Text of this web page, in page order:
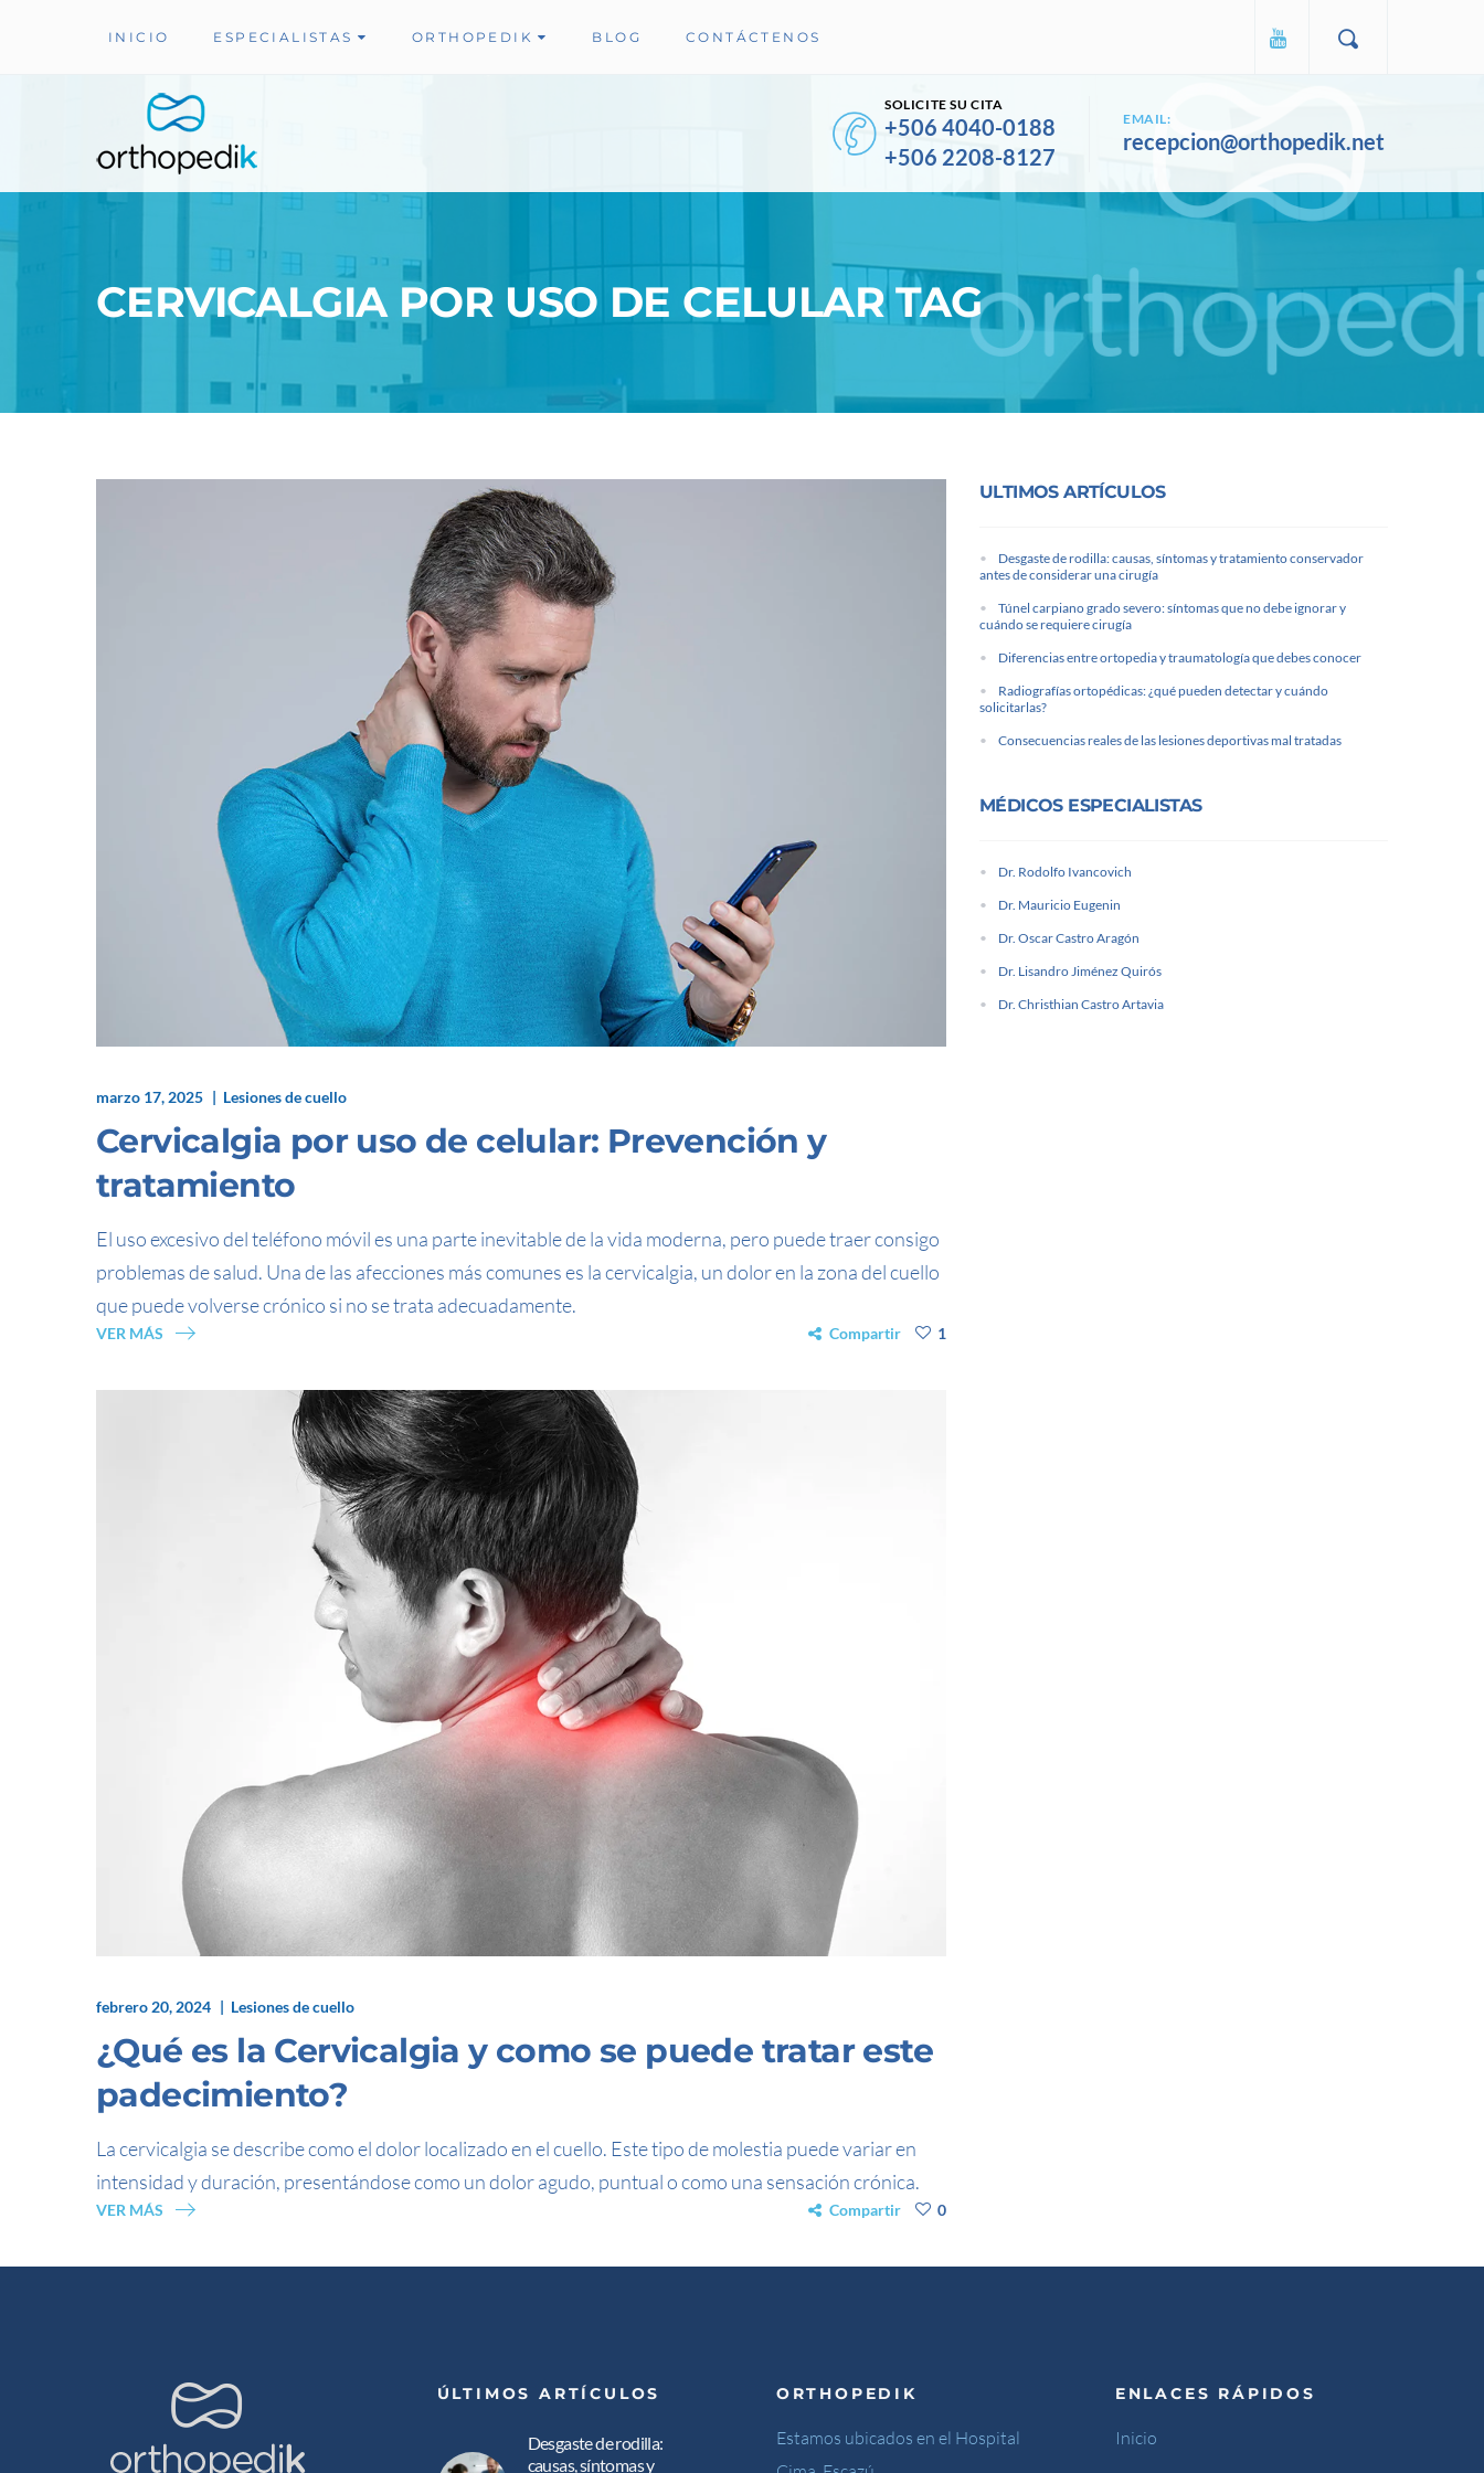
INICIO ESPECIALISTAS ORTHOPEDIK BLOG CONTÁCTENOS
SOLICITE SU CITA
+506 4040-0188
+506 2208-8127
EMAIL:
recepcion@orthopedik.net
CERVICALGIA POR USO DE CELULAR TAG
marzo 17, 2025 Lesiones de cuello
Cervicalgia por uso de celular: Prevención y
tratamiento
El uso excesivo del teléfono móvil es una parte inevitable de la vida moderna, pero puede traer consigo
problemas de salud. Una de las afecciones más comunes es la cervicalgia, un dolor en la zona del cuello
que puede volverse crónico si no se trata adecuadamente.
VER MÁS Compartir 1
febrero 20, 2024 Lesiones de cuello
¿Qué es la Cervicalgia y como se puede tratar este
padecimiento?
La cervicalgia se describe como el dolor localizado en el cuello. Este tipo de molestia puede variar en
intensidad y duración, presentándose como un dolor agudo, puntual o como una sensación crónica.
VER MÁS Compartir 0
ULTIMOS ARTÍCULOS
Desgaste de rodilla: causas, síntomas y tratamiento conservador
antes de considerar una cirugía
Túnel carpiano grado severo: síntomas que no debe ignorar y
cuándo se requiere cirugía
Diferencias entre ortopedia y traumatología que debes conocer
Radiografías ortopédicas: ¿qué pueden detectar y cuándo
solicitarlas?
Consecuencias reales de las lesiones deportivas mal tratadas
MÉDICOS ESPECIALISTAS
Dr. Rodolfo Ivancovich
Dr. Mauricio Eugenin
Dr. Oscar Castro Aragón
Dr. Lisandro Jiménez Quirós
Dr. Christhian Castro Artavia
ÚLTIMOS ARTÍCULOS
Desgaste de rodilla:
causas, síntomas y
ORTHOPEDIK
Estamos ubicados en el Hospital
ENLACES RÁPIDOS
Inicio